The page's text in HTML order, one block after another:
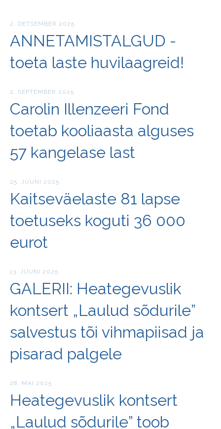
2. DETSEMBER 2025
ANNETAMISTALGUD -
toeta laste huvilaagreid!
2. SEPTEMBER 2025
Carolin Illenzeeri Fond
toetab kooliaasta alguses
57 kangelase last
25. JUUNI 2025
Kaitseväelaste 81 lapse
toetuseks koguti 36 000
eurot
13. JUUNI 2025
GALERII: Heategevuslik
kontsert „Laulud sõdurile”
salvestus tõi vihmapiisad ja
pisarad palgele
28. MAI 2025
Heategevuslik kontsert
„Laulud sõdurile” toob